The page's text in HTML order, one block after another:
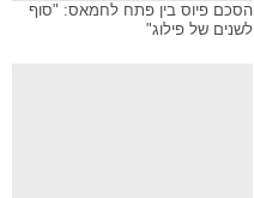
הסכם פיוס בין פתח לחמאס: "סוף
לשנים של פילוג"